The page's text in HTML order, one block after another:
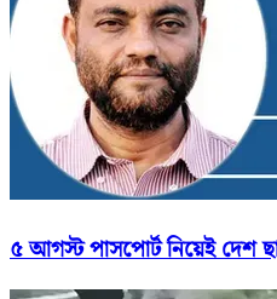
৫ আগস্ট পাসপোর্ট নিয়েই দেশ